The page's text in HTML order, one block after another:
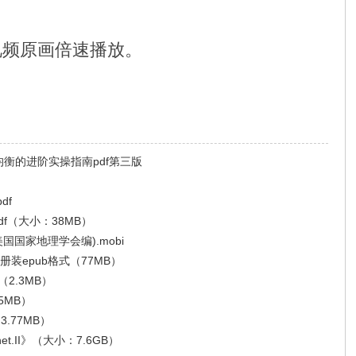
原画倍速播放。
的进阶实操指南pdf第三版
大小：38MB）
国家地理学会编).mobi
装epub格式（77MB）
2.3MB）
）
）
》（大小：7.6GB）